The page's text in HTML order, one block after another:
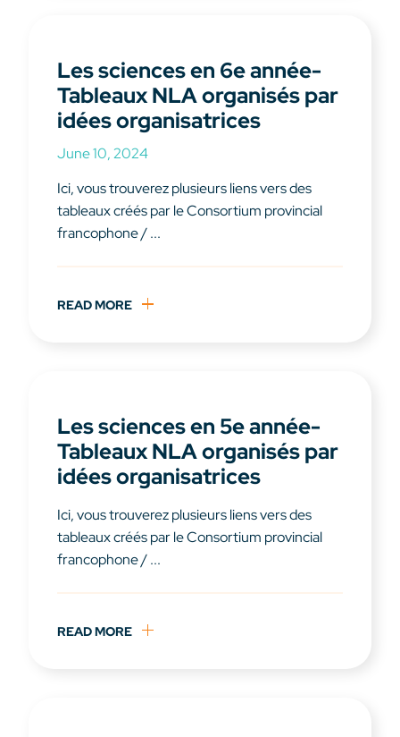
Les sciences en 6e année-
Tableaux NLA organisés par
idées organisatrices
June 10, 2024
Ici, vous trouverez plusieurs liens vers des
tableaux créés par le Consortium provincial
francophone / ...
READ MORE
Les sciences en 5e année-
Tableaux NLA organisés par
idées organisatrices
Ici, vous trouverez plusieurs liens vers des
tableaux créés par le Consortium provincial
francophone / ...
READ MORE